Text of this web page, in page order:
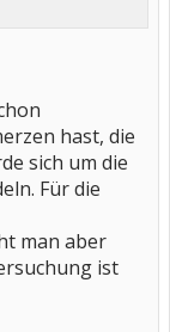
hast, die
sich um die
Für die
man aber
ist